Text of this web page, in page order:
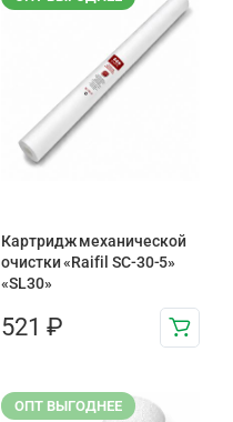
Картридж механической
очистки «Raifil SC-30-5»
«SL30»
521 ₽
ОПТ ВЫГОДНЕЕ